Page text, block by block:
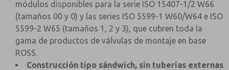
módulos disponibles para la serie ISO 15407-1/2 W66
(tamaños 00 y 0) y las series ISO 5599-1 W60/W64 e ISO
5599-2 W65 (tamaños 1, 2 y 3), que cubren toda la
gama de productos de válvulas de montaje en base
ROSS.
Construcción tipo sándwich, sin tuberías externas